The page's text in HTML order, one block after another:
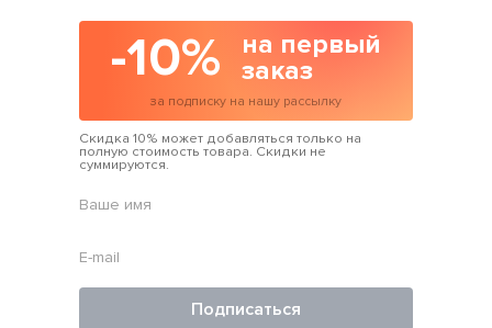
-10%
на первый
заказ
за подписку на нашу рассылку
Скидка 10% может добавляться только на
полную стоимость товара. Скидки не
суммируются.
Подписаться